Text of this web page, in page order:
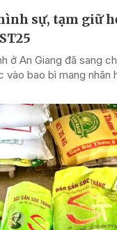
sự, tạm giữ
ở An Giang đã sang
vào bao bì mang nhãn